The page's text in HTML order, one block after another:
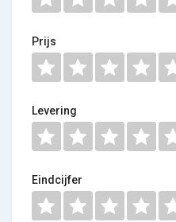
Prijs
Levering
Eindcijfer